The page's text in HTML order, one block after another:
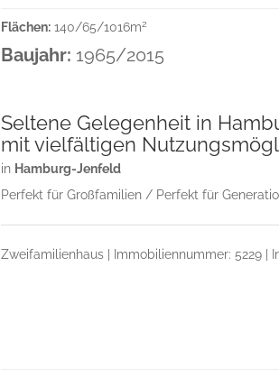
Flächen:140/65/1016m2
Baujahr: 1965/2015
Seltene Gelegenheit in
mit vielfältigen
in Hamburg-Jenfeld
Perfekt für Großfamilien / Perfekt für
Zweifamilienhaus | Immobiliennummer: 5229 |